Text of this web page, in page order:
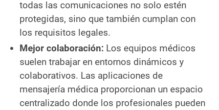
todas las comunicaciones no solo estén
protegidas, sino que también cumplan con
los requisitos legales.
Mejor colaboración: Los equipos médicos
suelen trabajar en entornos dinámicos y
colaborativos. Las aplicaciones de
mensajería médica proporcionan un espacio
centralizado donde los profesionales pueden